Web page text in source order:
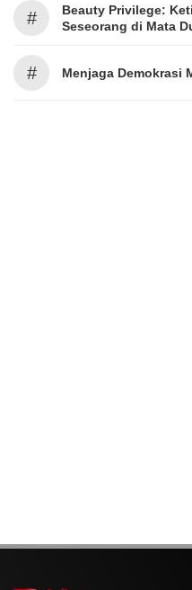
#
Beauty Privilege:
Seseorang di Mata
# Menjaga Demokrasi